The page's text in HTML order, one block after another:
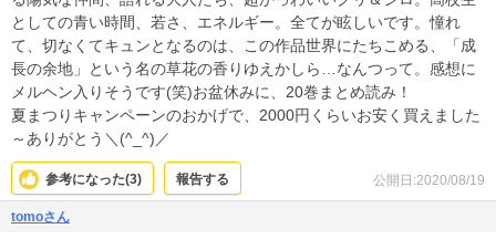
としての青い時間、若さ、エネルギー。全てが眩しいです。憧れ
て、切なくてキュンとなるのは、この作品世界にたちこめる、「成
長の余地」という名の草花の香りゆえかしら…なんつって。感想に
メルヘン入りそうです(笑)お盆休みに、20巻まとめ読み！
夏まつりキャンペーンのおかげで、2000円くらいお安く買えました
～ありがとう＼(^_^)／
公開日:2020/08/19
参考になった(3) 報告する
tomoさん